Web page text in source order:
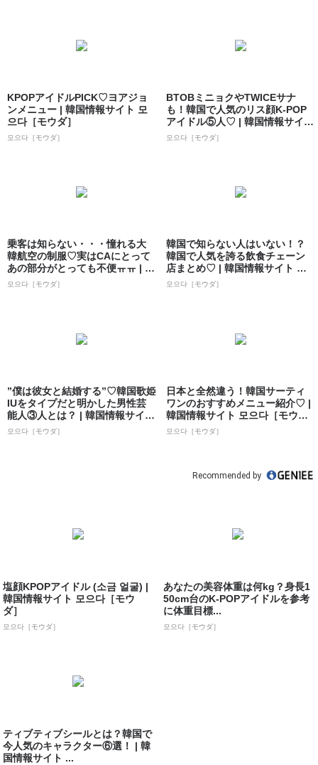
KPOPアイドルPICK♡ヨアジョ
ンメニュー | 韓国情報サイト 모
으다［モウダ］
모으다［モウダ］
BTOBミニョクやTWICEサナ
も！韓国で人気のリス顔K-POP
アイドル⑤人♡ | 韓国情報サイ
ト...
모으다［モウダ］
乗客は知らない・・・憧れる大
韓航空の制服♡実はCAにとって
あの部分がとっても不便ㅠㅠ | 韓
国情報...
모으다［モウダ］
韓国で知らない人はいない！？
韓国で人気を誇る飲食チェーン
店まとめ♡ | 韓国情報サイト 모
으다［モ...
모으다［モウダ］
”僕は彼女と結婚する”♡韓国歌姫
IUをタイプだと明かした男性芸
能人③人とは？ | 韓国情報サイト
...
모으다［モウダ］
日本と全然違う！韓国サーティ
ワンのおすすめメニュー紹介♡ |
韓国情報サイト 모으다［モウ
ダ］
모으다［モウダ］
Recommended by
塩顔KPOPアイドル (소금 얼굴) |
韓国情報サイト 모으다［モウ
ダ］
모으다［モウダ］
あなたの美容体重は何kg？身長1
50cm台のK-POPアイドルを参考
に体重目標...
모으다［モウダ］
ティブティブシールとは？韓国で
今人気のキャラクター⑥選！ | 韓
国情報サイト ...